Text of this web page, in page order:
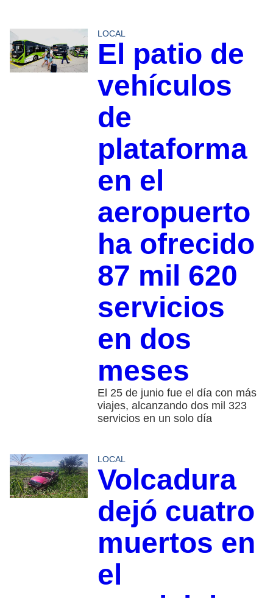
LOCAL
El patio de
vehículos
de
plataforma
en el
aeropuerto
ha ofrecido
87 mil 620
servicios
en dos
meses
El 25 de junio fue el día con más
viajes, alcanzando dos mil 323
servicios en un solo día
LOCAL
Volcadura
dejó cuatro
muertos en
el